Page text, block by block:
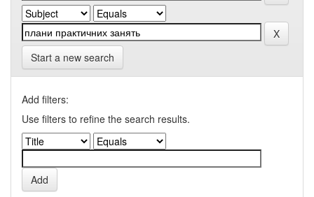
Start a new search
Add filters:
Use filters to refine the search results.